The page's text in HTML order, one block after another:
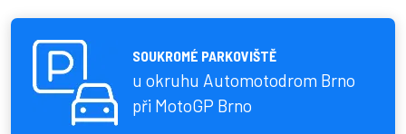
SOUKROMÉ PARKOVIŠTĚ
u okruhu Automotodrom Brno
při MotoGP Brno